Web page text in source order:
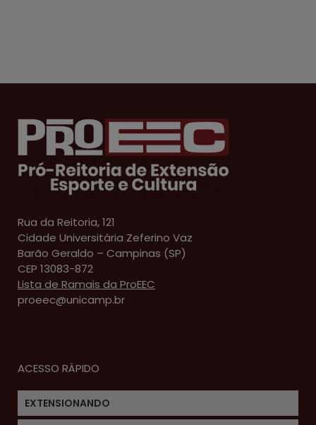
Rua da Reitoria, 121
Cidade Universitária Zeferino Vaz
Barão Geraldo – Campinas (SP)
CEP 13083-872
Lista de Ramais da ProEEC
proeec@unicamp.br
ACESSO RÁPIDO
EXTENSIONANDO